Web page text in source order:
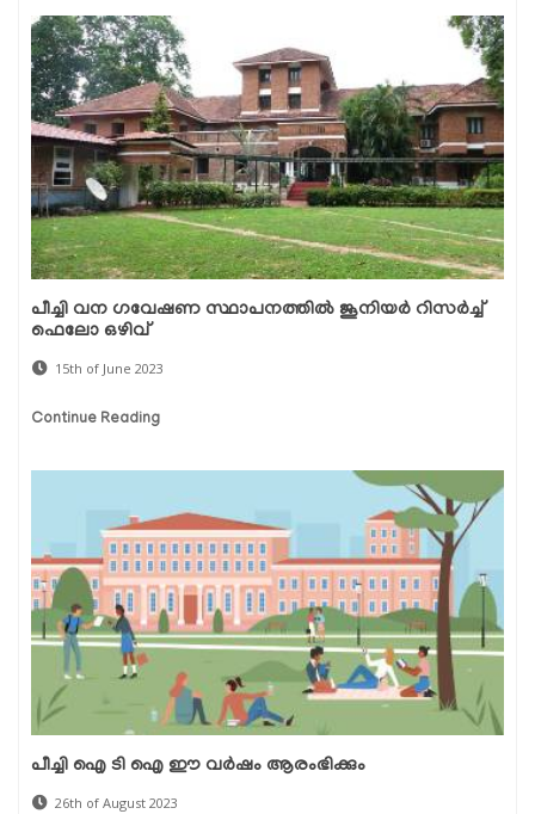
പീച്ചി വന ഗവേഷണ സ്ഥാപനത്തിൽ ജൂനിയർ റിസർച്ച്
ഫെലോ ഒഴിവ്
15th of June 2023
Continue Reading
പീച്ചി ഐ ടി ഐ ഈ വർഷം ആരംഭിക്കും
26th of August 2023